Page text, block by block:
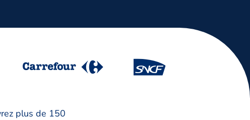
plus de 150